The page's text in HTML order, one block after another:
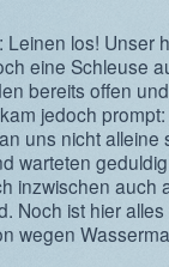
los! Unser
eine Schleuse
bereits offen
jedoch
uns nicht alleine
warteten
inzwischen auch
Noch ist hier alles
wegen